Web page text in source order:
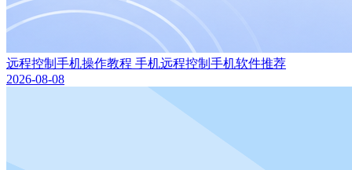
远程控制手机操作教程 手机远程控制手机软件推荐
2026-08-08